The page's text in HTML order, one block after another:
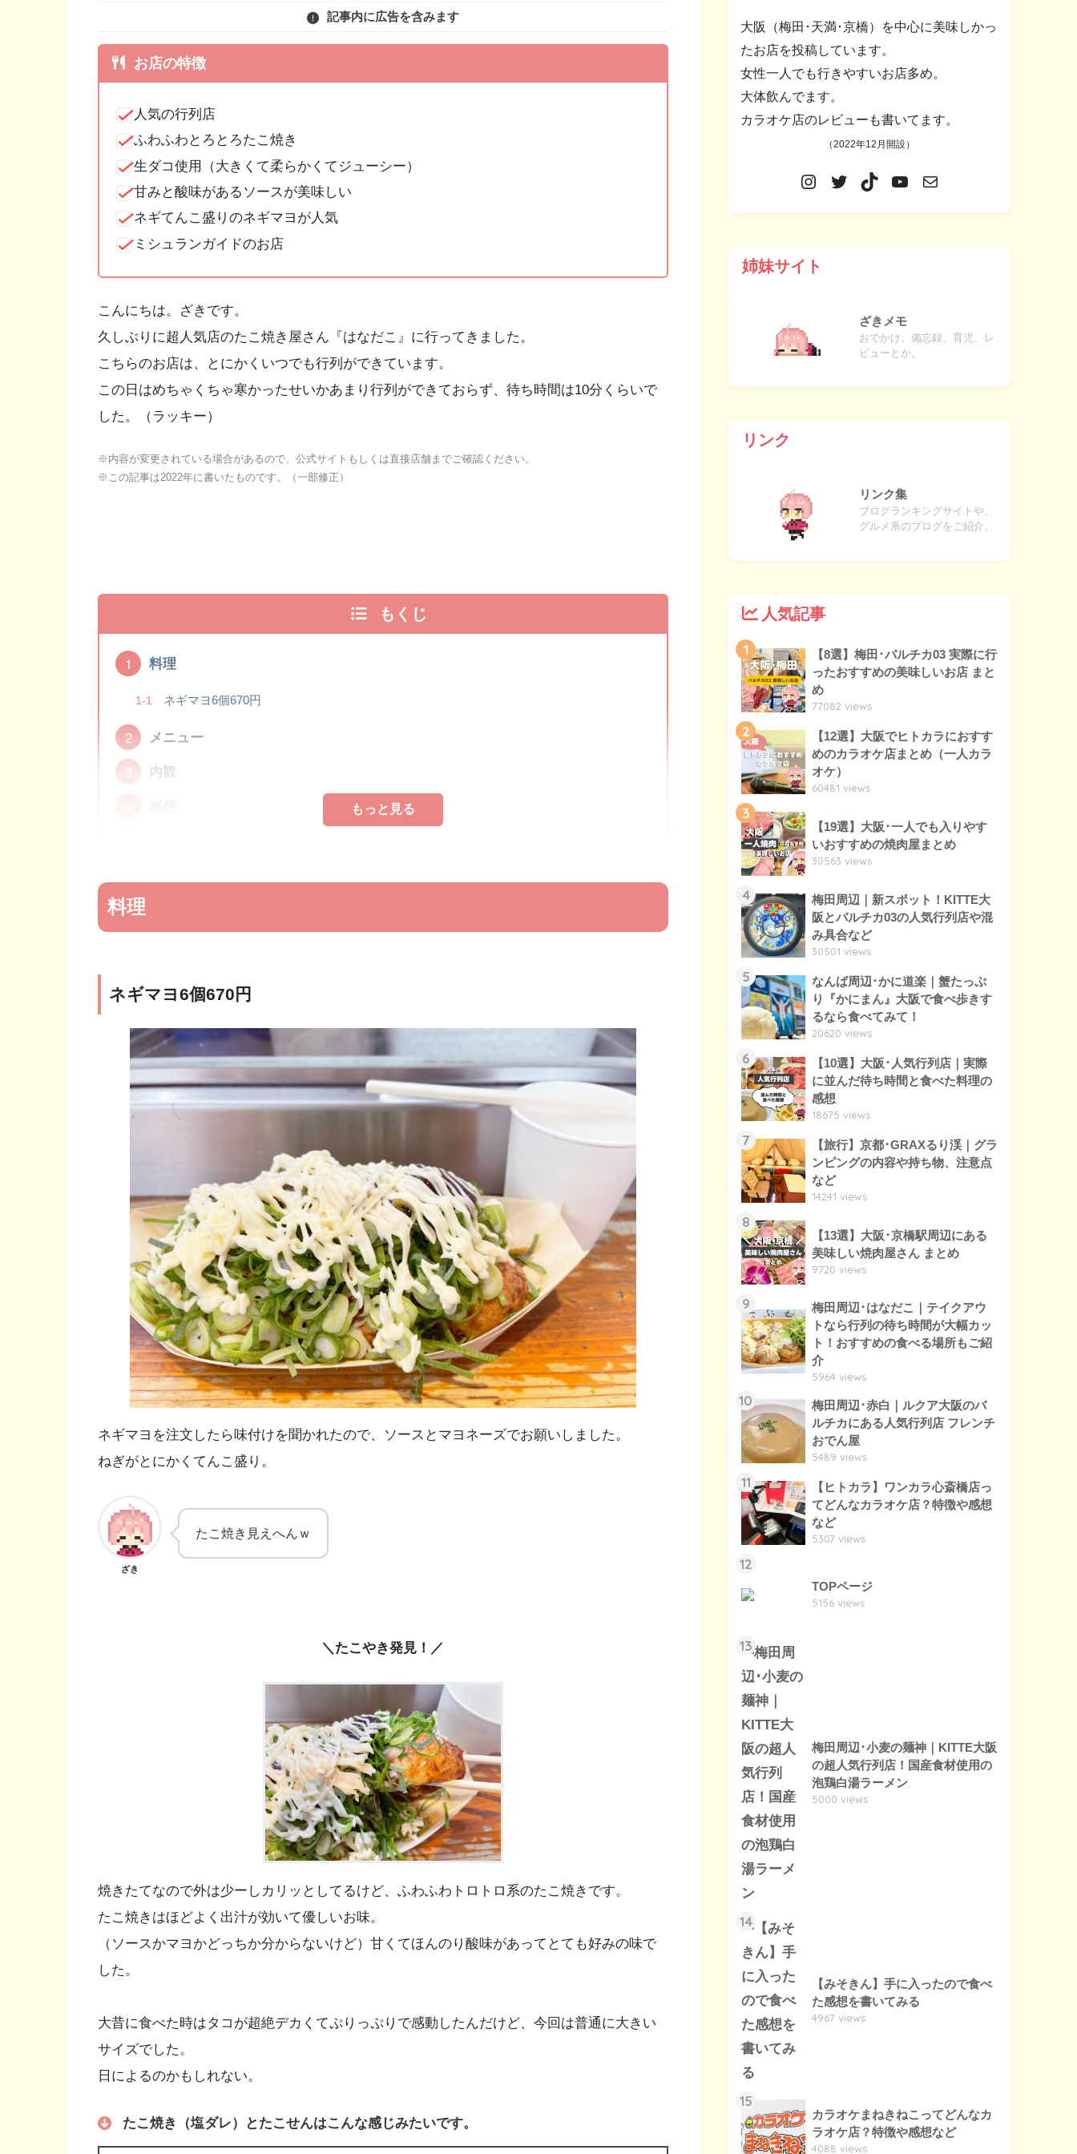
記事内に広告を含みます
お店の特徴
人気の行列店
ふわふわとろとろたこ焼き
生ダコ使用（大きくて柔らかくてジューシー）
甘みと酸味があるソースが美味しい
ネギてんこ盛りのネギマヨが人気
ミシュランガイドのお店
こんにちは。ざきです。
久しぶりに超人気店のたこ焼き屋さん『はなだこ』に行ってきました。
こちらのお店は、とにかくいつでも行列ができています。
この日はめちゃくちゃ寒かったせいかあまり行列ができておらず、待ち時間は10分くらいで
した。（ラッキー）
※内容が変更されている場合があるので、公式サイトもしくは直接店舗までご確認ください。
※この記事は2022年に書いたものです。（一部修正）
もくじ
料理
ネギマヨ6個670円
メニュー
内観
もっと見る
もっと見る
料理
ネギマヨ6個670円
ネギマヨを注文したら味付けを聞かれたので、ソースとマヨネーズでお願いしました。
ねぎがとにかくてんこ盛り。
ざき
たこ焼き見えへんｗ
＼たこやき発見！／
焼きたてなので外は少ーしカリッとしてるけど、ふわふわトロトロ系のたこ焼きです。
たこ焼きはほどよく出汁が効いて優しいお味。
（ソースかマヨかどっちか分からないけど）甘くてほんのり酸味があってとても好みの味で
した。
大昔に食べた時はタコが超絶デカくてぷりっぷりで感動したんだけど、今回は普通に大きい
サイズでした。
日によるのかもしれない。
たこ焼き（塩ダレ）とたこせんはこんな感じみたいです。
大阪（梅田･天満･京橋）を中心に美味しかっ
たお店を投稿しています。
女性一人でも行きやすいお店多め。
大体飲んでます。
カラオケ店のレビューも書いてます。
（2022年12月開設）
姉妹サイト
ざきメモ
おでかけ、備忘録、育児、レ
ビューとか。
リンク
リンク集
ブログランキングサイトや、
グルメ系のブログをご紹介。
人気記事
1
【8選】梅田･バルチカ03 実際に行
ったおすすめの美味しいお店 まと
め
77082 views
2
【12選】大阪でヒトカラにおすす
めのカラオケ店まとめ（一人カラ
オケ）
60481 views
3
【19選】大阪･一人でも入りやす
いおすすめの焼肉屋まとめ
30563 views
4
梅田周辺｜新スポット！KITTE大
阪とバルチカ03の人気行列店や混
み具合など
30501 views
5
なんば周辺･かに道楽｜蟹たっぷ
り『かにまん』大阪で食べ歩きす
るなら食べてみて！
20620 views
6
【10選】大阪･人気行列店｜実際
に並んだ待ち時間と食べた料理の
感想
18675 views
7
【旅行】京都･GRAXるり渓｜グラ
ンピングの内容や持ち物、注意点
など
14241 views
8
【13選】大阪･京橋駅周辺にある
美味しい焼肉屋さん まとめ
9720 views
9
梅田周辺･はなだこ｜テイクアウ
トなら行列の待ち時間が大幅カッ
ト！おすすめの食べる場所もご紹
介
5964 views
10
梅田周辺･赤白｜ルクア大阪のバ
ルチカにある人気行列店 フレンチ
おでん屋
5489 views
11
【ヒトカラ】ワンカラ心斎橋店っ
てどんなカラオケ店？特徴や感想
など
5307 views
12
TOPページ
5156 views
13
梅田周辺･小麦の麺神｜KITTE大阪
の超人気行列店！国産食材使用の
泡鶏白湯ラーメン
5000 views
14
【みそきん】手に入ったので食べ
た感想を書いてみる
4967 views
15
カラオケまねきねこってどんなカ
ラオケ店？特徴や感想など
4088 views